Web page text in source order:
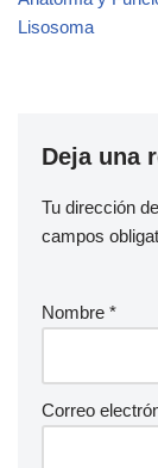
Lisosoma
Deja una
Tu dirección
campos
Nombre *
Correo